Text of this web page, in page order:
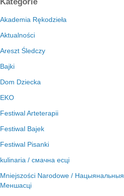
h
i
a
Akademia Rękodzieła
Aktualności
Areszt Śledczy
Bajki
Dom Dziecka
EKO
Festiwal Arteterapii
Festiwal Bajek
Festiwal Pisanki
kulinaria / смачна есці
Mniejszości Narodowe / Нацыянальныя
Меншасці